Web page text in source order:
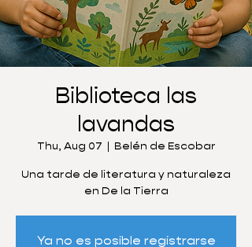
Biblioteca las
lavandas
Thu, Aug 07 Belén de Escobar
Una tarde de literatura y naturaleza
en De la Tierra
Ya no es posible registrarse